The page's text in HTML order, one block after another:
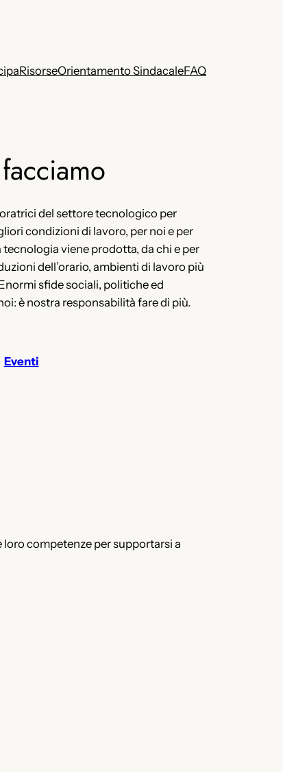
RisorseOrientamento SindacaleFAQ
del settore tecnologico per
condizioni di lavoro, per noi e per
viene prodotta, da chi e per
dell’orario, ambienti di lavoro più
sfide sociali, politiche ed
è nostra responsabilità fare di più.
Eventi
competenze per supportarsi a